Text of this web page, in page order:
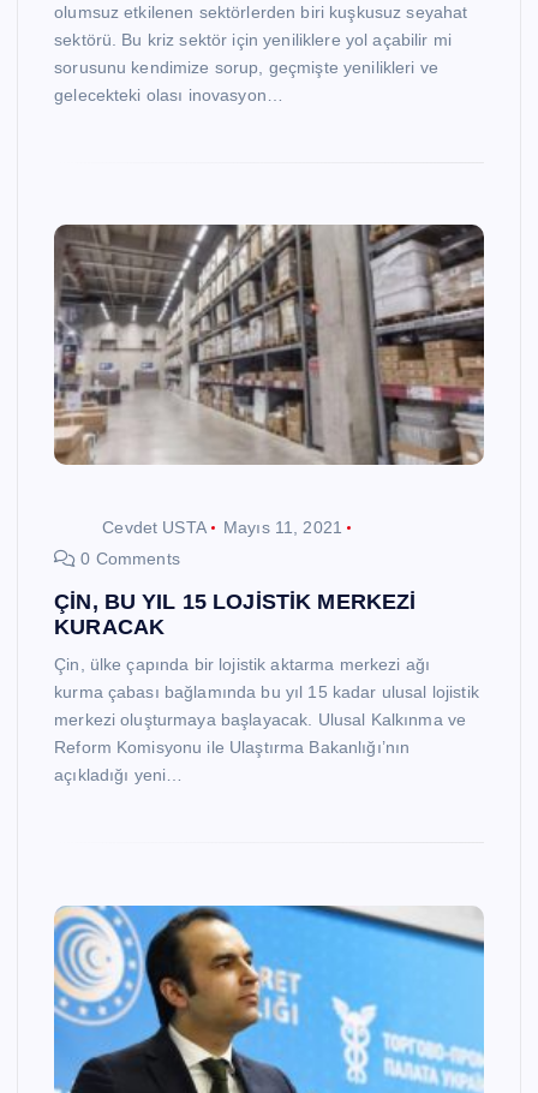
olumsuz etkilenen sektörlerden biri kuşkusuz seyahat
sektörü. Bu kriz sektör için yeniliklere yol açabilir mi
sorusunu kendimize sorup, geçmişte yenilikleri ve
gelecekteki olası inovasyon…
Cevdet USTA
Mayıs 11, 2021
0 Comments
ÇİN, BU YIL 15 LOJİSTİK MERKEZİ
KURACAK
Çin, ülke çapında bir lojistik aktarma merkezi ağı
kurma çabası bağlamında bu yıl 15 kadar ulusal lojistik
merkezi oluşturmaya başlayacak. Ulusal Kalkınma ve
Reform Komisyonu ile Ulaştırma Bakanlığı’nın
açıkladığı yeni…